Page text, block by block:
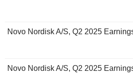
Novo Nordisk A/S, Q2 2025
Novo Nordisk A/S, Q2 2025